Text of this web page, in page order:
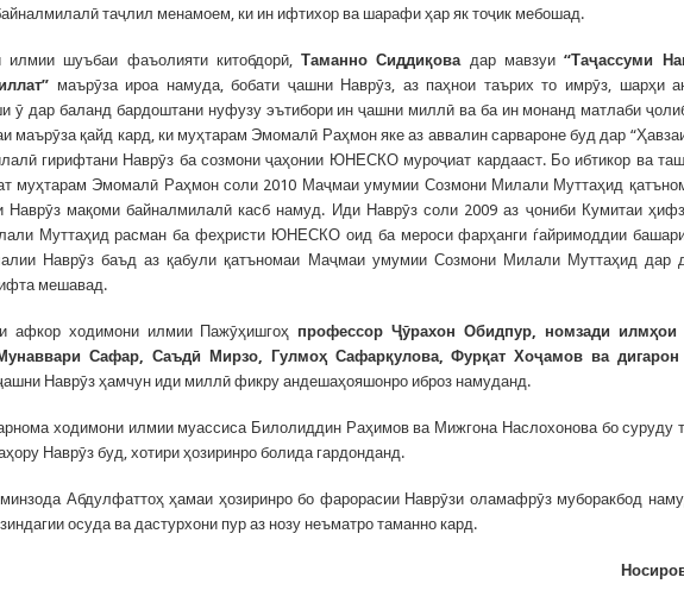
таҷлил менамоем, ки ин ифтихор ва шарафи ҳар як тоҷик мебошад.
илмии шуъбаи фаъолияти китобдорӣ,Таманно Сиддиқова дар мавзуи“Таҷассуми
маърӯза ироа намуда, бобати ҷашни Наврӯз, аз паҳнои таърих то имрӯз, шарҳи
ӯ дар баланд бардоштани нуфузу эътибори ин ҷашни миллӣ ва ба ин монанд матлаби
маърӯза қайд кард, ки муҳтарам Эмомалӣ Раҳмон яке аз аввалин сарвароне буд дар
гирифтани Наврӯз ба созмони ҷаҳонии ЮНЕСКО муроҷиат кардааст. Бо ибтикор ва
муҳтарам Эмомалӣ Раҳмон соли 2010 Маҷмаи умумии Созмони Милали Муттаҳид
Наврӯз мақоми байналмилалӣ касб намуд. Иди Наврӯз соли 2009 аз ҷониби Кумитаи
Муттаҳид расман ба феҳристи ЮНЕСКО оид ба мероси фарҳанги ѓайримоддии
Наврӯз баъд аз қабули қатъномаи Маҷмаи умумии Созмони Милали Муттаҳид дар
мешавад.
афкор ходимони илмии Пажӯҳишгоҳ профессорҶӯрахон Обидпур, номзади илмҳои
Сафар, Саъдӣ Мирзо, ГулмоҳСафарқулова, Фурқат Хоҷамов ва дигарон
Наврӯз ҳамчун иди миллӣ фикру андешаҳояшонро иброз намуданд.
ходимони илмии муассиса Билолиддин Раҳимов ва Мижгона Наслохонова бо суруду
Наврӯз буд, хотири ҳозиринро болида гардонданд.
Абдулфаттоҳ ҳамаи ҳозиринро бо фарорасии Наврӯзи оламафрӯз муборакбод
осуда ва дастурхони пур аз нозу неъматро таманно кард.